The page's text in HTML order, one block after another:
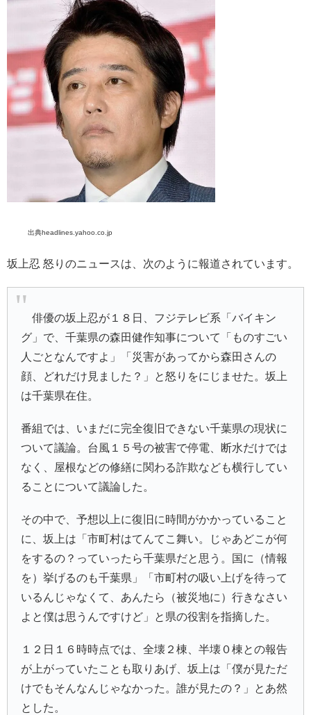
出典headlines.yahoo.co.jp
坂上忍 怒りのニュースは、次のように報道されています。
俳優の坂上忍が１８日、フジテレビ系「バイキン
グ」で、千葉県の森田健作知事について「ものすごい
人ごとなんですよ」「災害があってから森田さんの
顔、どれだけ見ました？」と怒りをにじませた。坂上
は千葉県在住。
番組では、いまだに完全復旧できない千葉県の現状に
ついて議論。台風１５号の被害で停電、断水だけでは
なく、屋根などの修繕に関わる詐欺なども横行してい
ることについて議論した。
その中で、予想以上に復旧に時間がかかっていること
に、坂上は「市町村はてんてこ舞い。じゃあどこが何
をするの？っていったら千葉県だと思う。国に（情報
を）挙げるのも千葉県」「市町村の吸い上げを待って
いるんじゃなくて、あんたら（被災地に）行きなさい
よと僕は思うんですけど」と県の役割を指摘した。
１２日１６時時点では、全壊２棟、半壊０棟との報告
が上がっていたことも取りあげ、坂上は「僕が見ただ
けでもそんなんじゃなかった。誰が見たの？」とあ然
とした。